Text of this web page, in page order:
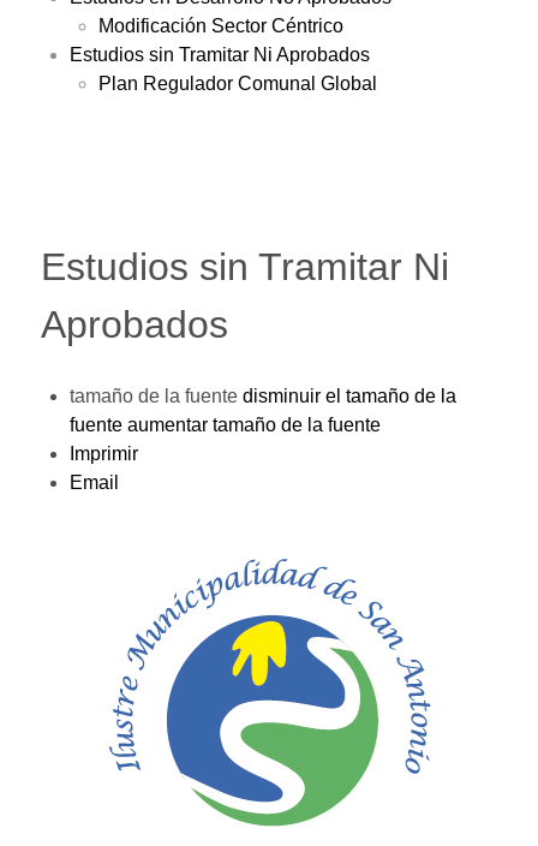
Modificación Sector Céntrico
Estudios sin Tramitar Ni Aprobados
Plan Regulador Comunal Global
Estudios sin Tramitar Ni
Aprobados
tamaño de la fuente disminuir el tamaño de la
fuente aumentar tamaño de la fuente
Imprimir
Email